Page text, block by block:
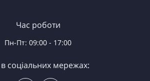
Час роботи
Пн-Пт: 09:00 - 17:00
соціальних мережах: